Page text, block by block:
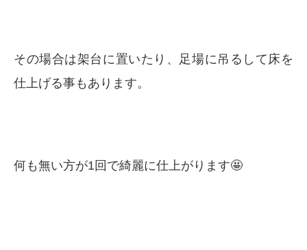
その場合は架台に置いたり、足場に吊るして床を
仕上げる事もあります。
何も無い方が1回で綺麗に仕上がります🤩